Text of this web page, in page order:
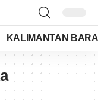
KALIMANTAN